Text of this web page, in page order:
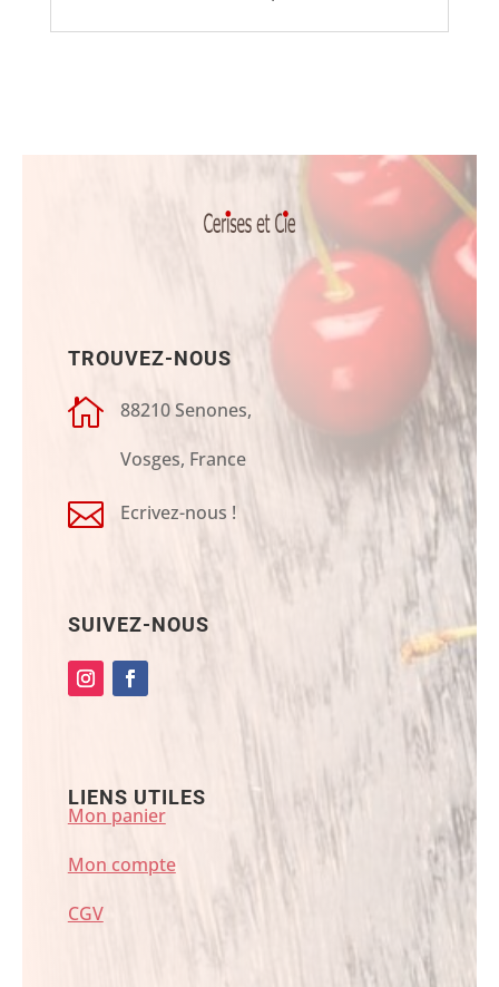
TROUVEZ-NOUS

88210 Senones,
Vosges, France
 Ecrivez-nous !
SUIVEZ-NOUS
LIENS UTILES
Mon panier
Mon compte
CGV